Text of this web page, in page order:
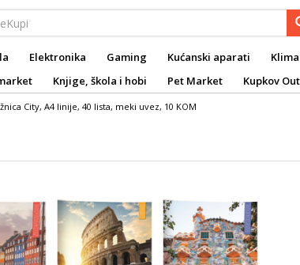
Elektronika Gaming Kućanski aparati
Knjige, škola i hobi Pet Market Kupkov
City, A4 linije, 40 lista, meki uvez, 10 KOM